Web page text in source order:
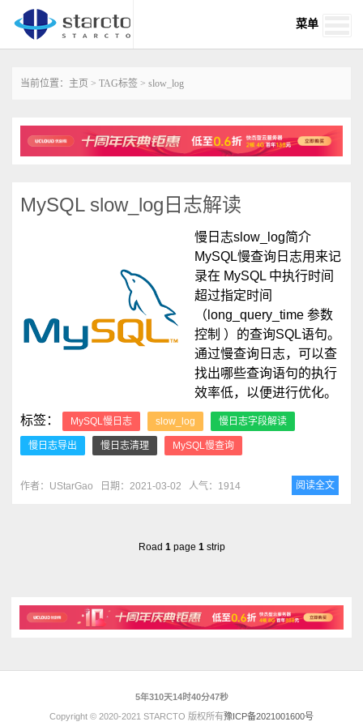
菜单
当前位置： 主页 > TAG标签 > slow_log
MySQL slow_log日志解读
慢日志slow_log简介
MySQL慢查询日志用来记
录在 MySQL 中执行时间
超过指定时间
（long_query_time 参数
控制 ）的查询SQL语句。
通过慢查询日志，可以查
找出哪些查询语句的执行
效率低，以便进行优化。
标签：
MySQL慢日志 slow_log 慢日志字段解读
慢日志导出 慢日志清理 MySQL慢查询
作者：UStarGao 日期：2021-03-02 人气：1914 阅读全文
Road 1page 1strip
5年310天14时40分47秒
Copyright © 2020-2021 STARCTO 版权所有豫ICP备2021001600号